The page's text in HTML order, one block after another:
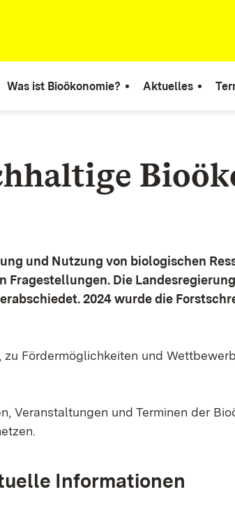
Was ist Bioökonomie? Aktuelles
und Nutzung von biologischen
Fragestellungen. Die
2024 wurde die
Fördermöglichkeiten und
Veranstaltungen und Terminen der
Informationen